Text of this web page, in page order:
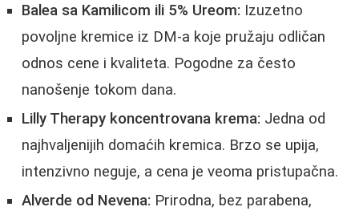
Balea sa Kamilicom ili 5% Ureom: Izuzetno
povoljne kremice iz DM-a koje pružaju odličan
odnos cene i kvaliteta. Pogodne za često
nanošenje tokom dana.
Lilly Therapy koncentrovana krema: Jedna od
najhvaljenijih domaćih kremica. Brzo se upija,
intenzivno neguje, a cena je veoma pristupačna.
Alverde od Nevena: Prirodna, bez parabena,